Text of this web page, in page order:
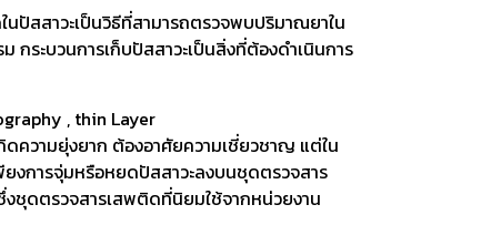
ปัสสาวะเป็นวิธีที่สามารถตรวจพบปริมาณยาใน
กระบวนการเก็บปัสสาวะเป็นสิ่งที่ต้องดำเนินการ
, thin Layer
ความยุ่งยาก ต้องอาศัยความเชี่ยวชาญ แต่ใน
งการจุ่มหรือหยดปัสสาวะลงบนชุดตรวจสาร
ชุดตรวจสารเสพติดที่นิยมใช้จากหน่วยงาน